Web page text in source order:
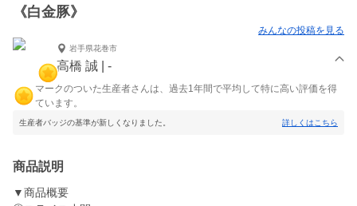
《白金豚》
みんなの投稿を見る
岩手県花巻市
高橋 誠 | -
マークのついた生産者さんは、過去1年間で平均して特に高い評価を得
ています。
生産者バッジの基準が新しくなりました。 詳しくはこちら
商品説明
▼商品概要